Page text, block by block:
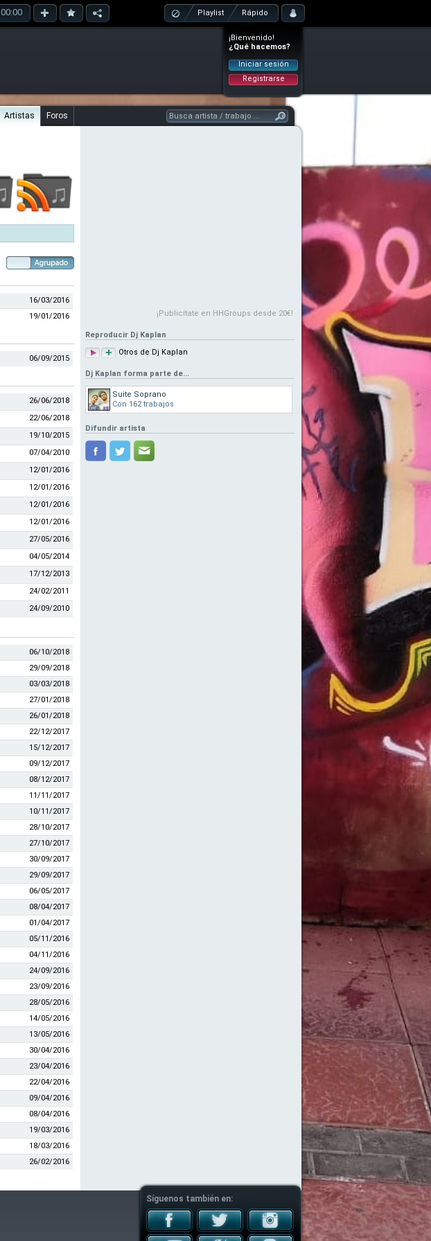
00:00 Playlist Rápido
¡Bienvenido!
¿Qué hacemos?
Iniciar sesión
Registrarse
Artistas Foros
16/03/2016
19/01/2016
06/09/2015
26/06/2018
22/06/2018
19/10/2015
07/04/2010
12/01/2016
12/01/2016
12/01/2016
12/01/2016
27/05/2016
04/05/2014
17/12/2013
24/02/2011
24/09/2010
06/10/2018
29/09/2018
03/03/2018
27/01/2018
26/01/2018
22/12/2017
15/12/2017
09/12/2017
08/12/2017
11/11/2017
10/11/2017
28/10/2017
27/10/2017
30/09/2017
29/09/2017
06/05/2017
08/04/2017
01/04/2017
05/11/2016
04/11/2016
24/09/2016
23/09/2016
28/05/2016
14/05/2016
13/05/2016
30/04/2016
23/04/2016
22/04/2016
09/04/2016
08/04/2016
19/03/2016
18/03/2016
26/02/2016
¡Publicítate en HHGroups desde 20€!
Reproducir Dj Kaplan
Otros de Dj Kaplan
Dj Kaplan forma parte de...
Suite Soprano
Con 162 trabajos
Difundir artista
Síguenos también en: